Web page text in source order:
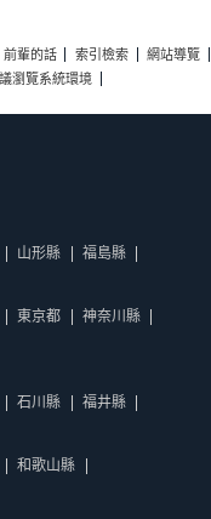
前輩的話 索引檢索
網站導覽
瀏覽系統環境
山形縣 福島縣
東京都
神奈川縣
石川縣 福井縣
和歌山縣